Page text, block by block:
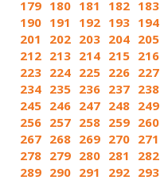
179 180 181 182 183
190 191 192 193 194
201
202 203 204 205
212 213 214 215 216
223 224 225 226 227
234 235 236 237 238
245 246 247 248 249
256 257 258 259 260
267 268 269 270 271
278 279 280 281 282
289 290 291 292 293